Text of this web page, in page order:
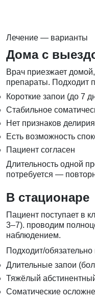
Лечение — варианты
Дома с
Врач приезжает
препараты. Подходит
Короткие запои (до 7
Стабильное
Нет признаков
Есть возможность
Пациент согласен
Длительность одной
потребуется —
В стационаре
Пациент поступает в
3–7). проводим
наблюдением.
Подходит/обязательно
Длительные запои
Тяжёлый
Соматические